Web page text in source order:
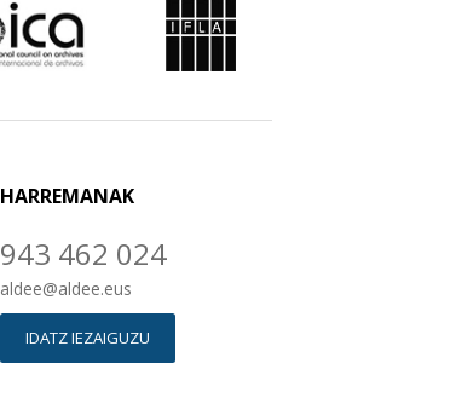
HARREMANAK
943 462 024
aldee@aldee.eus
IDATZ IEZAIGUZU